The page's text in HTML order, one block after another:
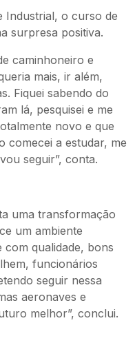
Industrial, o curso de
surpresa positiva.
caminhoneiro e
mais, ir além,
Fiquei sabendo do
lá, pesquisei e me
novo e que
comecei a estudar, me
seguir”, conta.
uma transformação
um ambiente
qualidade, bons
funcionários
seguir nessa
aeronaves e
melhor”, conclui.